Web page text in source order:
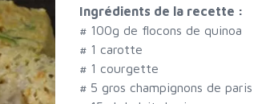
Ingrédients de la recette :
# 100g de flocons de quinoa
# 1 carotte
# 1 courgette
# 5 gros champignons de paris